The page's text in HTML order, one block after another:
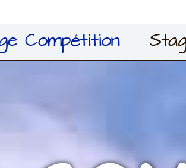
Compétition